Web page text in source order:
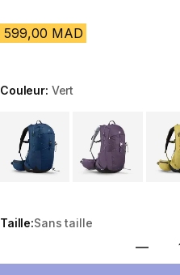
599,00 MAD
Couleur: Vert
Choose a variant
Taille:Sans taille